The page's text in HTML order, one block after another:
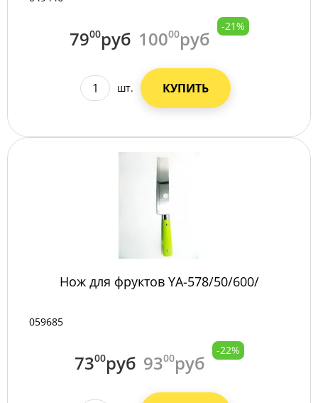
7900руб 10000руб
-21%
шт. КУПИТЬ
Нож для фруктов YA-578/50/600/
059685
7300руб 9300руб
-22%